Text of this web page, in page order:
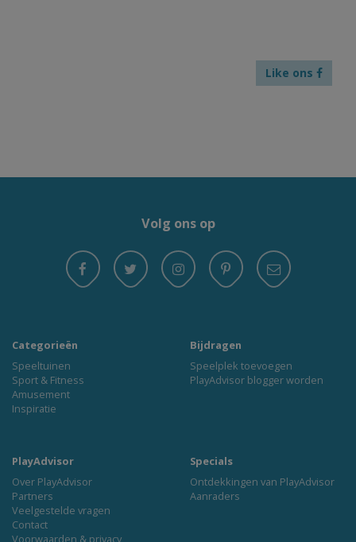
Like ons
Volg ons op
Categorieën
Speeltuinen
Sport & Fitness
Amusement
Inspiratie
Bijdragen
Speelplek toevoegen
PlayAdvisor blogger worden
PlayAdvisor
Over PlayAdvisor
Partners
Veelgestelde vragen
Contact
Voorwaarden & privacy
Specials
Ontdekkingen van PlayAdvisor
Aanraders